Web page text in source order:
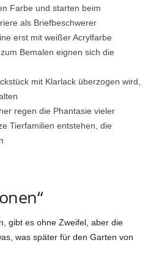
Farbe und starten beim
als Briefbeschwerer
erst mit weißer Acrylfarbe
Bemalen eignen sich die
mit Klarlack überzogen wird,
regen die Phantasie vieler
Tierfamilien entstehen, die
gibt es ohne Zweifel, aber die
was später für den Garten von